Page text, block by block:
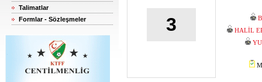
Talimatlar
Formlar - Sözleşmeler
3
HALİL